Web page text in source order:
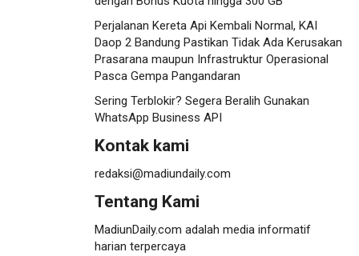
Perjalanan Kereta Api Kembali Normal, KAI
Daop 2 Bandung Pastikan Tidak Ada Kerusakan
Prasarana maupun Infrastruktur Operasional
Pasca Gempa Pangandaran
Sering Terblokir? Segera Beralih Gunakan
WhatsApp Business API
Kontak kami
redaksi@madiundaily.com
Tentang Kami
MadiunDaily.com adalah media informatif
harian terpercaya